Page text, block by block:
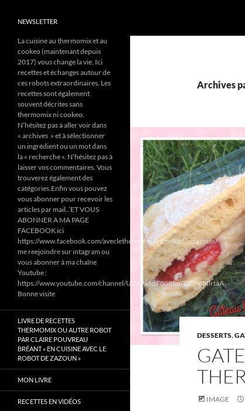
NEWSLETTER
Archives
DESSERTS,
IMAGE
La cuisine au thermomix et au
cookeo (maintenant depuis
2017) vous change la vie. Ici
recettes et échanges autour de
ces robots extraordinaires. Les
recettes sont également
souvent décrites sans
thermomix ni cookeo.
N’hésitez pas à aller voir dans
« archives » et à sélectionner
un ingrédient ou un mot dans
la « recherche ». N’hésitez pas à
laisser vos commentaires. Vous
trouverez également des
catégories.Enfin vous pouvez
vous abonner pour recevoir les
articles par mail..’ET VOUS
ABONNER A MA PAGE
FACEBOOK ici
https://www.facebook.com/aveclethermomixetcookeodezazoun/
me reejoindre sur intagram ou
vous abonner à ma chaîne
Youtube :
https://www.youtube.com/channel/UC6Pa6dF808fmGjZ5MMlrtaA
Bonne visite
LIVRE DE RECETTES
THERMOMIX OU AUTRE ROBOT
PAR CLAIRE POUVREAU
BRÉANT « EN CUISINE AVEC LE
ROBOT DE ZAZOUN »
MON LIVRE
RECETTES EN VIDÉOS